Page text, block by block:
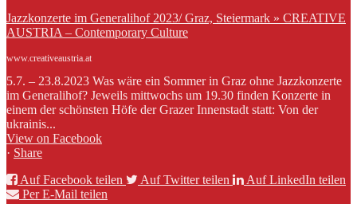
Jazzkonzerte im Generalihof 2023/ Graz, Steiermark » CREATIVE
AUSTRIA – Contemporary Culture
www.creativeaustria.at
5.7. – 23.8.2023 Was wäre ein Sommer in Graz ohne Jazzkonzerte
im Generalihof? Jeweils mittwochs um 19.30 finden Konzerte in
einem der schönsten Höfe der Grazer Innenstadt statt: Von der
ukrainis...
View on Facebook
· Share
Auf Facebook teilen
Auf Twitter teilen
Auf LinkedIn teilen
Per E-Mail teilen